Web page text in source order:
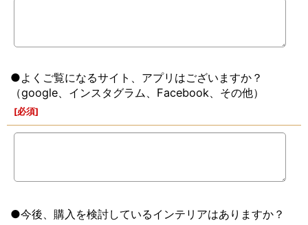
●よくご覧になるサイト、アプリはございますか？
（google、インスタグラム、Facebook、その他）
[必須]
●今後、購入を検討しているインテリアはありますか？